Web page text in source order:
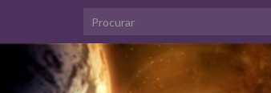
Search for: